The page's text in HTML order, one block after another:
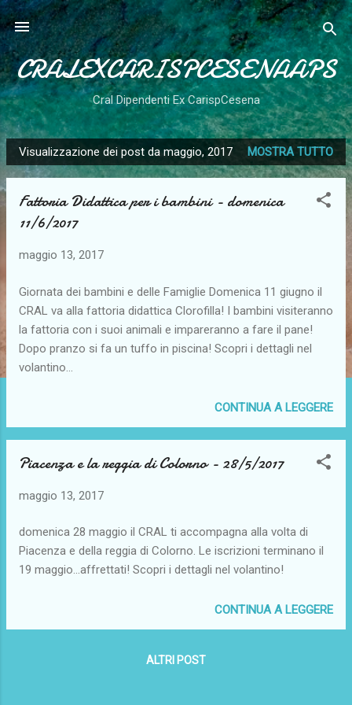
Passa ai contenuti principali
CRALEXCARISPCESENAAPS
Cral Dipendenti Ex CarispCesena
P
o
Visualizzazione dei post da maggio, 2017 MOSTRA TUTTO
Fattoria Didattica per i bambini - domenica
11/6/2017
maggio 13, 2017
Giornata dei bambini e delle Famiglie Domenica 11 giugno il
CRAL va alla fattoria didattica Clorofilla! I bambini visiteranno
la fattoria con i suoi animali e impareranno a fare il pane!
Dopo pranzo si fa un tuffo in piscina! Scopri i dettagli nel
volantino...
CONTINUA A LEGGERE
Piacenza e la reggia di Colorno - 28/5/2017
maggio 13, 2017
domenica 28 maggio il CRAL ti accompagna alla volta di
Piacenza e della reggia di Colorno. Le iscrizioni terminano il
19 maggio...affrettati! Scopri i dettagli nel volantino!
CONTINUA A LEGGERE
ALTRI POST